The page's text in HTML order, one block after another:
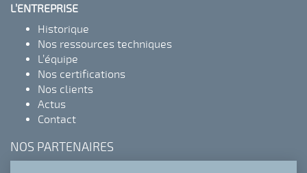
L’ENTREPRISE
Historique
Nos ressources techniques
L’équipe
Nos certifications
Nos clients
Actus
Contact
NOS PARTENAIRES